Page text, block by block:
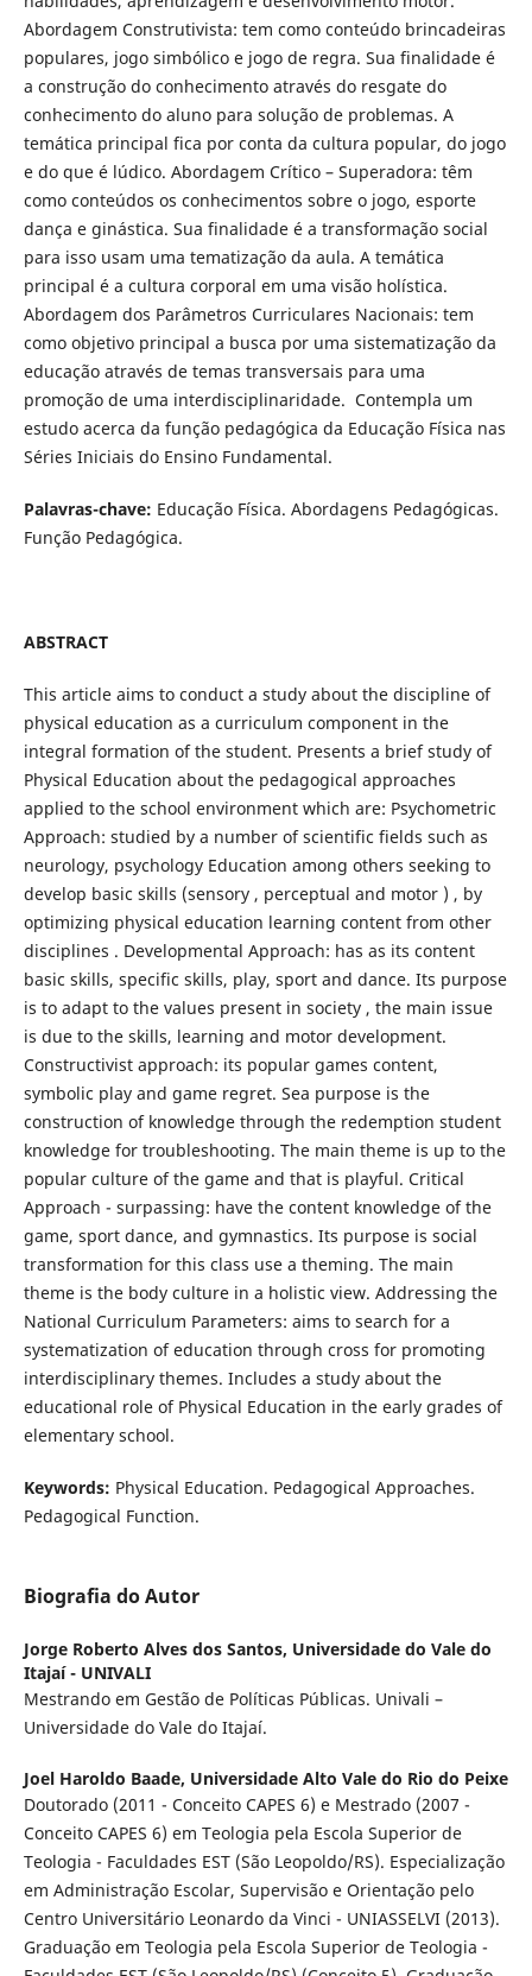
Abordagem Construtivista: tem como conteúdo brincadeiras
populares, jogo simbólico e jogo de regra. Sua finalidade é
a construção do conhecimento através do resgate do
conhecimento do aluno para solução de problemas. A
temática principal fica por conta da cultura popular, do jogo
e do que é lúdico. Abordagem Crítico – Superadora: têm
como conteúdos os conhecimentos sobre o jogo, esporte
dança e ginástica. Sua finalidade é a transformação social
para isso usam uma tematização da aula. A temática
principal é a cultura corporal em uma visão holística.
Abordagem dos Parâmetros Curriculares Nacionais: tem
como objetivo principal a busca por uma sistematização da
educação através de temas transversais para uma
promoção de uma interdisciplinaridade. Contempla um
estudo acerca da função pedagógica da Educação Física nas
Séries Iniciais do Ensino Fundamental.
Palavras-chave: Educação Física. Abordagens Pedagógicas.
Função Pedagógica.
ABSTRACT
This article aims to conduct a study about the discipline of
physical education as a curriculum component in the
integral formation of the student. Presents a brief study of
Physical Education about the pedagogical approaches
applied to the school environment which are: Psychometric
Approach: studied by a number of scientific fields such as
neurology, psychology Education among others seeking to
develop basic skills (sensory , perceptual and motor ) , by
optimizing physical education learning content from other
disciplines . Developmental Approach: has as its content
basic skills, specific skills, play, sport and dance. Its purpose
is to adapt to the values ​​present in society , the main issue
is due to the skills, learning and motor development.
Constructivist approach: its popular games content,
symbolic play and game regret. Sea purpose is the
construction of knowledge through the redemption student
knowledge for troubleshooting. The main theme is up to the
popular culture of the game and that is playful. Critical
Approach - surpassing: have the content knowledge of the
game, sport dance, and gymnastics. Its purpose is social
transformation for this class use a theming. The main
theme is the body culture in a holistic view. Addressing the
National Curriculum Parameters: aims to search for a
systematization of education through cross for promoting
interdisciplinary themes. Includes a study about the
educational role of Physical Education in the early grades of
elementary school.
Keywords: Physical Education. Pedagogical Approaches.
Pedagogical Function.
Biografia do Autor
Jorge Roberto Alves dos Santos, Universidade do Vale do
Itajaí - UNIVALI
Mestrando em Gestão de Políticas Públicas. Univali –
Universidade do Vale do Itajaí.
Joel Haroldo Baade, Universidade Alto Vale do Rio do Peixe
Doutorado (2011 - Conceito CAPES 6) e Mestrado (2007 -
Conceito CAPES 6) em Teologia pela Escola Superior de
Teologia - Faculdades EST (São Leopoldo/RS). Especialização
em Administração Escolar, Supervisão e Orientação pelo
Centro Universitário Leonardo da Vinci - UNIASSELVI (2013).
Graduação em Teologia pela Escola Superior de Teologia -